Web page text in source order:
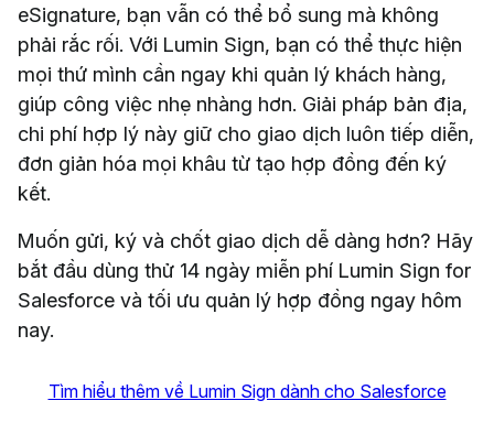
eSignature, bạn vẫn có thể bổ sung mà không
phải rắc rối. Với Lumin Sign, bạn có thể thực hiện
mọi thứ mình cần ngay khi quản lý khách hàng,
giúp công việc nhẹ nhàng hơn. Giải pháp bản địa,
chi phí hợp lý này giữ cho giao dịch luôn tiếp diễn,
đơn giản hóa mọi khâu từ tạo hợp đồng đến ký
kết.
Muốn gửi, ký và chốt giao dịch dễ dàng hơn? Hãy
bắt đầu dùng thử 14 ngày miễn phí Lumin Sign for
Salesforce và tối ưu quản lý hợp đồng ngay hôm
nay.
Tìm hiểu thêm về Lumin Sign dành cho Salesforce